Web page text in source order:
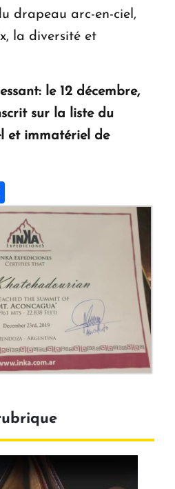
drapeau arc-en-ciel,
la diversité et
le 12 décembre,
sur la liste du
et immatériel de